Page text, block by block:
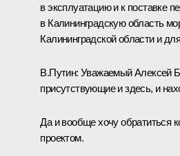
в эксплуатацию и к поставке
в Калининградскую область
Калининградской области и
В.Путин: Уважаемый Алексей
присутствующие и здесь, и
Да и вообще хочу обратиться
проектом.